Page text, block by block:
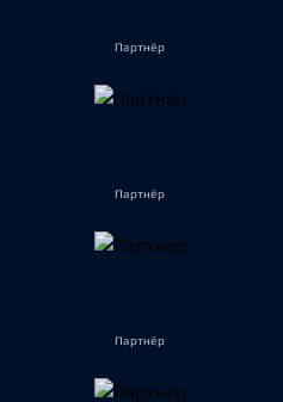
Партнёр
Партнёр
Партнёр